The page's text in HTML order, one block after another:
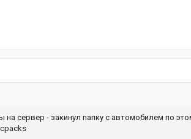
сервер - закинул папку с автомобилем по